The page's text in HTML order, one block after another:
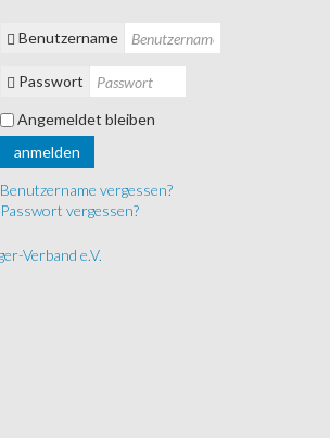
Benutzername
Passwort
Angemeldet bleiben
anmelden
Benutzername vergessen?
Passwort vergessen?